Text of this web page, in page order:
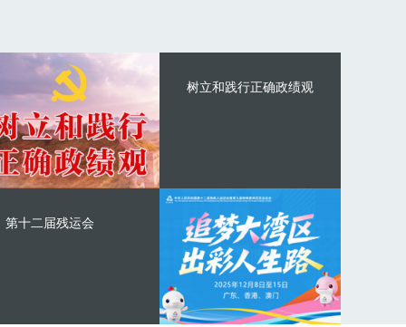
树立和践行正确政绩观
第十二届残运会